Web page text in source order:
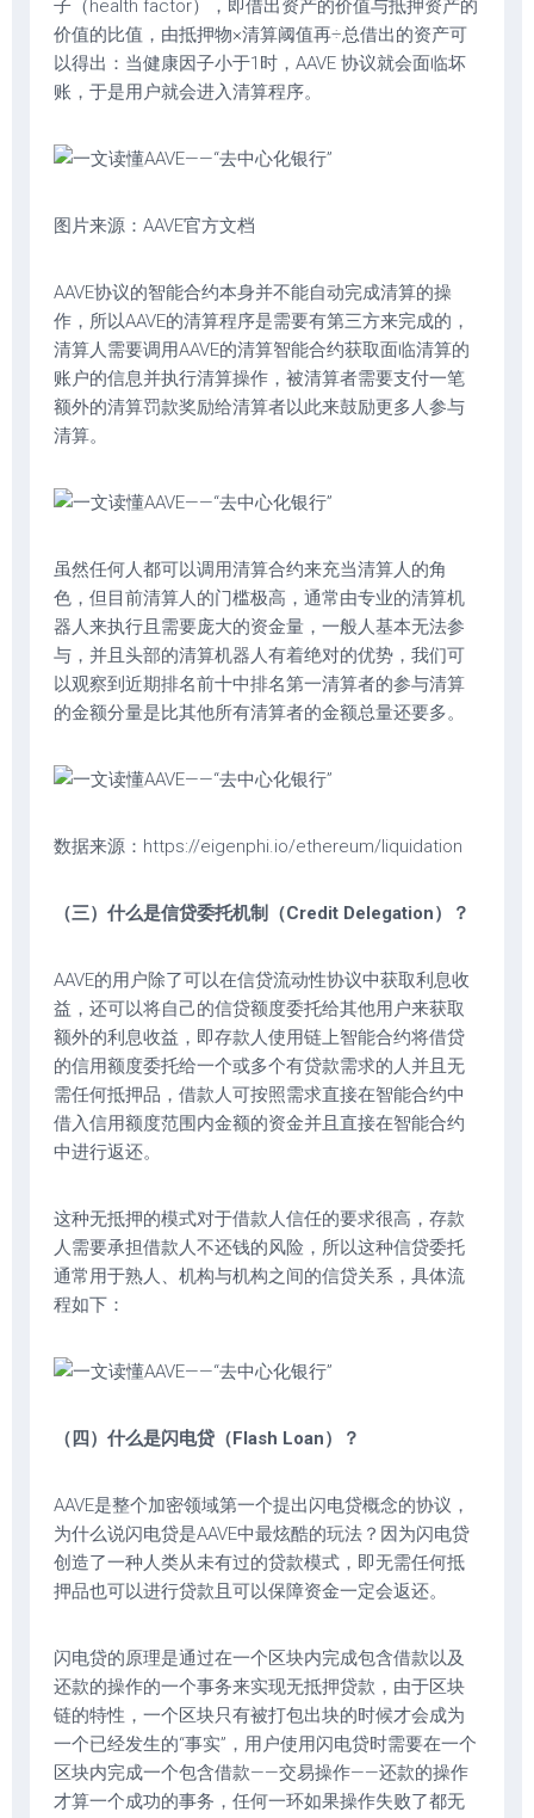
子（health factor），即借出资产的价值与抵押资产的
价值的比值，由抵押物×清算阈值再÷总借出的资产可
以得出：当健康因子小于1时，AAVE 协议就会面临坏
账，于是用户就会进入清算程序。
图片来源：AAVE官方文档
AAVE协议的智能合约本身并不能自动完成清算的操
作，所以AAVE的清算程序是需要有第三方来完成的，
清算人需要调用AAVE的清算智能合约获取面临清算的
账户的信息并执行清算操作，被清算者需要支付一笔
额外的清算罚款奖励给清算者以此来鼓励更多人参与
清算。
虽然任何人都可以调用清算合约来充当清算人的角
色，但目前清算人的门槛极高，通常由专业的清算机
器人来执行且需要庞大的资金量，一般人基本无法参
与，并且头部的清算机器人有着绝对的优势，我们可
以观察到近期排名前十中排名第一清算者的参与清算
的金额分量是比其他所有清算者的金额总量还要多。
数据来源：https://eigenphi.io/ethereum/liquidation
（三）什么是信贷委托机制（Credit Delegation）？
AAVE的用户除了可以在信贷流动性协议中获取利息收
益，还可以将自己的信贷额度委托给其他用户来获取
额外的利息收益，即存款人使用链上智能合约将借贷
的信用额度委托给一个或多个有贷款需求的人并且无
需任何抵押品，借款人可按照需求直接在智能合约中
借入信用额度范围内金额的资金并且直接在智能合约
中进行返还。
这种无抵押的模式对于借款人信任的要求很高，存款
人需要承担借款人不还钱的风险，所以这种信贷委托
通常用于熟人、机构与机构之间的信贷关系，具体流
程如下：
（四）什么是闪电贷（Flash Loan）？
AAVE是整个加密领域第一个提出闪电贷概念的协议，
为什么说闪电贷是AAVE中最炫酷的玩法？因为闪电贷
创造了一种人类从未有过的贷款模式，即无需任何抵
押品也可以进行贷款且可以保障资金一定会返还。
闪电贷的原理是通过在一个区块内完成包含借款以及
还款的操作的一个事务来实现无抵押贷款，由于区块
链的特性，一个区块只有被打包出块的时候才会成为
一个已经发生的“事实”，用户使用闪电贷时需要在一个
区块内完成一个包含借款——交易操作——还款的操作
才算一个成功的事务，任何一环如果操作失败了都无